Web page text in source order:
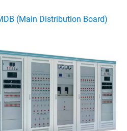
(Main Distribution Board)